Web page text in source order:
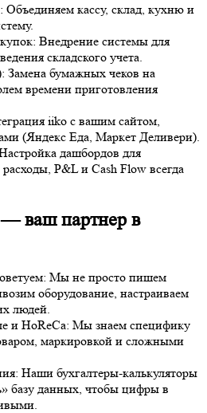
Объединяем кассу, склад, кухню и
Внедрение системы для
складского учета.
Замена бумажных чеков на
времени приготовления
iiko с вашим сайтом,
(Яндекс Еда, Маркет Деливери).
дашбордов для
P&L и Cash Flow всегда
ваш партнер в
Мы не просто пишем
оборудование, настраиваем
людей.
и HoReCa: Мы знаем специфику
маркировкой и сложными
Наши бухгалтеры-калькуляторы
базу данных, чтобы цифры в